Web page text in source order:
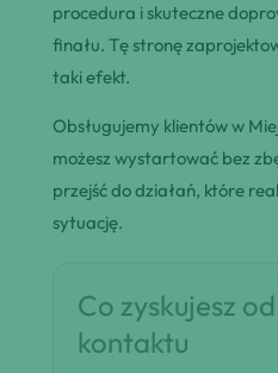
procedura i skuteczne
finału. Tę stronę
taki efekt.
Obsługujemy klientów w
możesz wystartować bez
przejść do działań, które
sytuację.
Co zyskujesz
kontaktu